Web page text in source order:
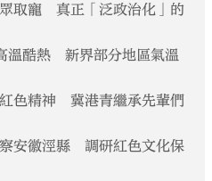
取寵 真正「泛政治化」的
溫酷熱 新界部分地區氣溫
色精神 冀港青繼承先輩們
安徽涇縣 調研紅色文化保